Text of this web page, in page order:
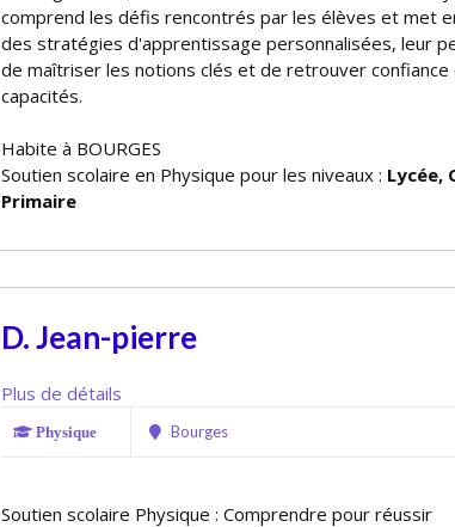
comprend les défis rencontrés par les élèves et met
des stratégies d'apprentissage personnalisées, leur
de maîtriser les notions clés et de retrouver confiance
capacités.
Habite à BOURGES
Soutien scolaire en Physique pour les niveaux : Lycée,
Primaire
D. Jean-pierre
Plus de détails
Physique Bourges
Soutien scolaire Physique : Comprendre pour réussir